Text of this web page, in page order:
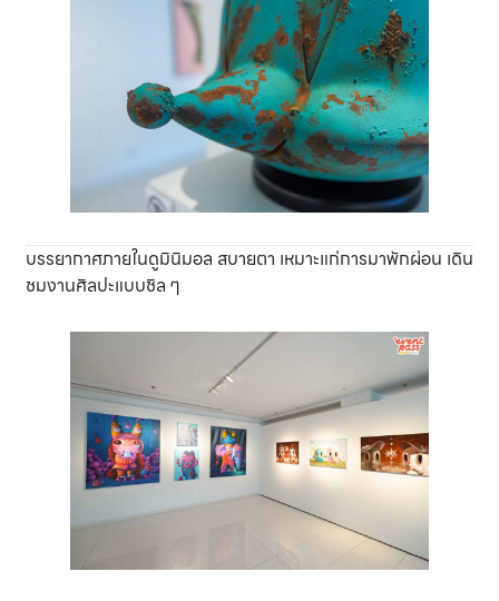
บรรยากาศภายในดูมินิมอล สบายตา เหมาะแก่การมาพักผ่อน เดิน
ชมงานศิลปะแบบชิล ๆ